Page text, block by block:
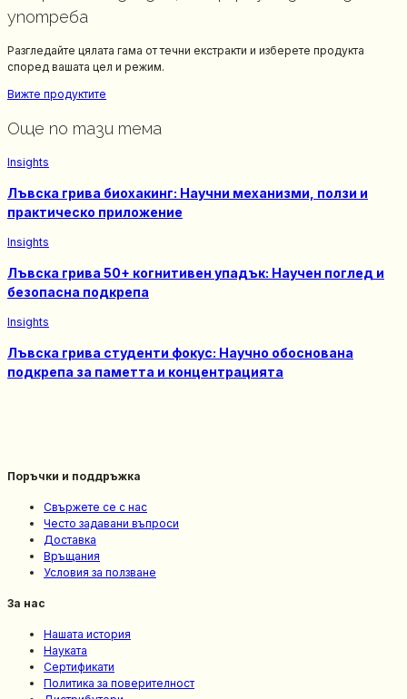
употреба
Разгледайте цялата гама от течни екстракти и изберете продукта
според вашата цел и режим.
Вижте продуктите
Още по тази тема
Insights
Лъвска грива биохакинг: Научни механизми, ползи и
практическо приложение
Insights
Лъвска грива 50+ когнитивен упадък: Научен поглед и
безопасна подкрепa
Insights
Лъвска грива студенти фокус: Научно обоснована
подкрепа за паметта и концентрацията
Поръчки и поддръжка
Свържете се с нас
Често задавани въпроси
Доставка
Връщания
Условия за ползване
За нас
Нашата история
Науката
Сертификати
Политика за поверителност